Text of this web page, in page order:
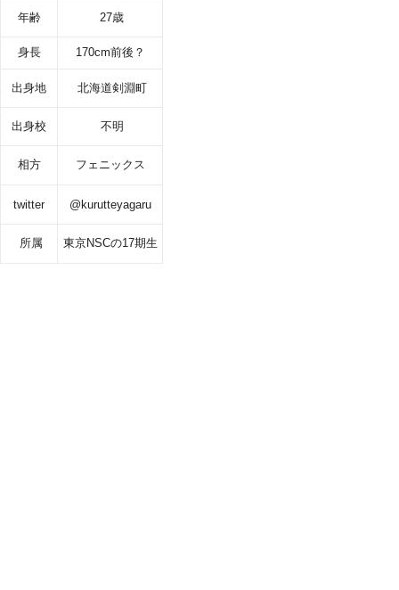
年齢 27歳
身長 170cm前後？
出身地 北海道剣淵町
出身校 不明
相方 フェニックス
twitter @kurutteyagaru
所属 東京NSCの17期生